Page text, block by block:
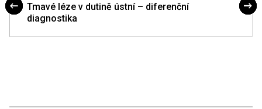
Tmavé léze v dutině ústní – diferenční
diagnostika